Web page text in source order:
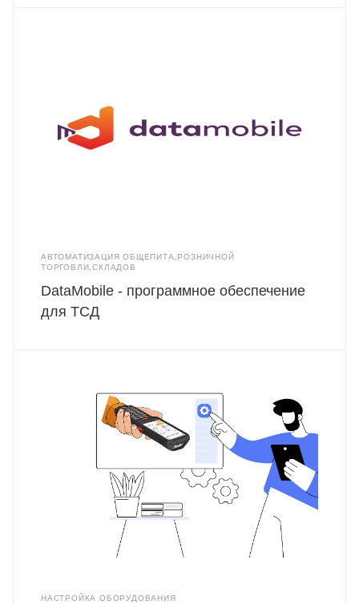
АВТОМАТИЗАЦИЯ ОБЩЕПИТА,РОЗНИЧНОЙ
ТОРГОВЛИ,СКЛАДОВ
DataMobile - программное обеспечение
для ТСД
НАСТРОЙКА ОБОРУДОВАНИЯ